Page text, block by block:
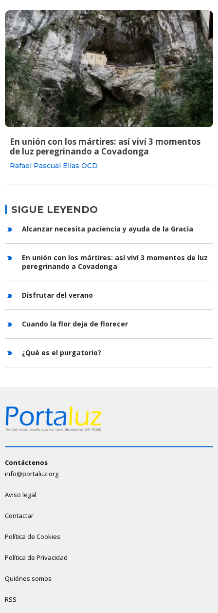
En unión con los mártires: así viví 3 momentos
de luz peregrinando a Covadonga
Rafael Pascual Elías OCD
SIGUE LEYENDO
Alcanzar necesita paciencia y ayuda de la Gracia
En unión con los mártires: así viví 3 momentos de luz
peregrinando a Covadonga
Disfrutar del verano
Cuando la flor deja de florecer
¿Qué es el purgatorio?
Contáctenos
info@portaluz.org
Aviso legal
Contactar
Política de Cookies
Política de Privacidad
Quiénes somos
RSS